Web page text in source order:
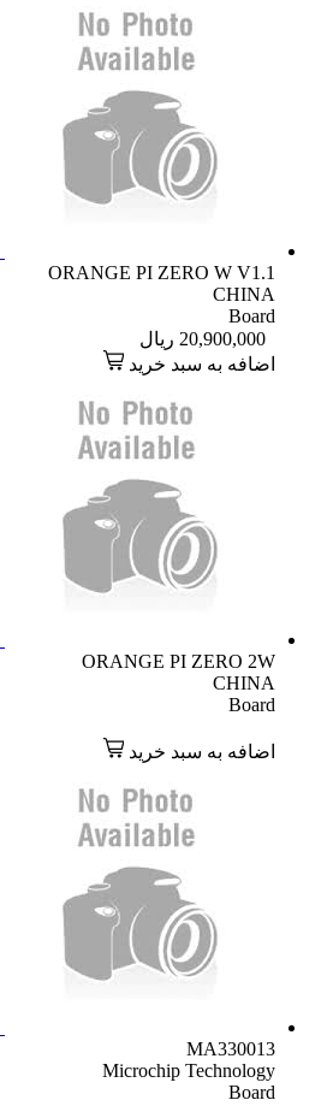
ORANGE PI ZERO W V1.1
CHINA
Board
20,900,000 ریال
اضافه به سبد خرید
ORANGE PI ZERO 2W
CHINA
Board
اضافه به سبد خرید
MA330013
Microchip Technology
Board